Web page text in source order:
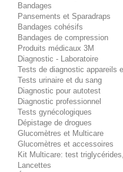
Bandages
Pansements et Sparadraps
Bandages cohésifs
Bandages de compression
Produits médicaux 3M
Diagnostic - Laboratoire
Tests de diagnostic appareils
Tests urinaire et du sang
Diagnostic pour autotest
Diagnostic professionnel
Tests gynécologiques
Dépistage de drogues
Glucomètres et Multicare
Glucomètres et accessoires
Kit Multicare: test
Lancettes